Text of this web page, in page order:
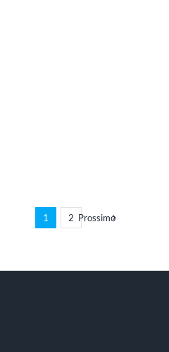
1 2 Prossimo